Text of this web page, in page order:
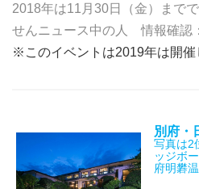
2018年は11月30日（金）まで
せんニュース中の人 情報確認
※このイベントは2019年は開催
別府・
写真は2
ッジボ
府明礬